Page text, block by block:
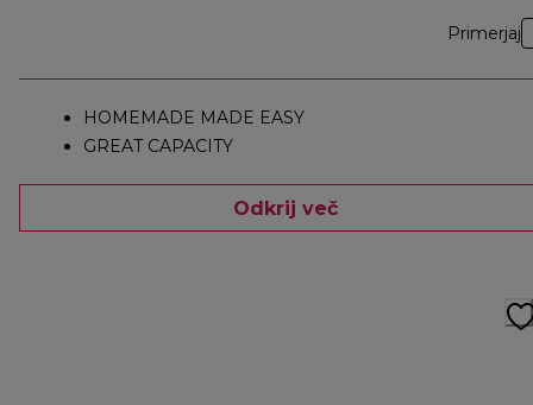
Primerjaj
HOMEMADE MADE EASY
GREAT CAPACITY
Odkrij več